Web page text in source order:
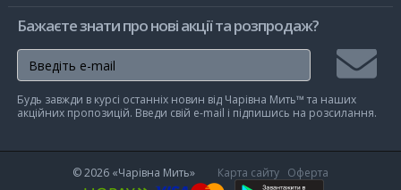
Бажаєте знати про нові акції та розпродаж?
на
Будь завжди в курсі останніх новин від Чарівна Мить™ та наших
акційних пропозицій. Введи свій e-mail і підпишись на розсилання.
© 2026 «Чарівна Мить» Карта сайту Оферта